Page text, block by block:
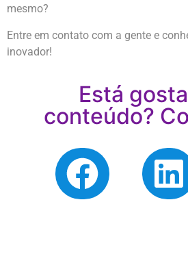
mesmo?
Entre em contato com a gente e
inovador!
Está
conteúdo?